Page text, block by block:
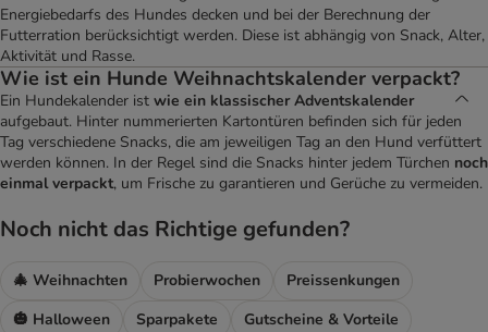
Energiebedarfs des Hundes decken und bei der Berechnung der
Futterration berücksichtigt werden. Diese ist abhängig von Snack, Alter,
Aktivität und Rasse.
Wie ist ein Hunde Weihnachtskalender verpackt?
Ein Hundekalender ist wie ein klassischer Adventskalender
aufgebaut. Hinter nummerierten Kartontüren befinden sich für jeden
Tag verschiedene Snacks, die am jeweiligen Tag an den Hund verfüttert
werden können. In der Regel sind die Snacks hinter jedem Türchen noch
einmal verpackt, um Frische zu garantieren und Gerüche zu vermeiden.
Noch nicht das Richtige gefunden?
🎄 Weihnachten Probierwochen
Preissenkungen
🎃 Halloween
Sparpakete
Gutscheine & Vorteile